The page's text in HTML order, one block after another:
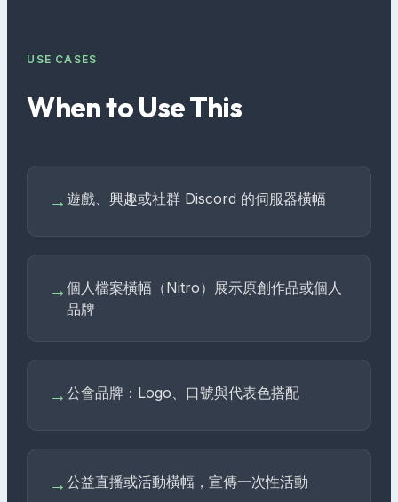
USE CASES
When to Use This
→遊戲、興趣或社群 Discord 的伺服器橫幅
→個人檔案橫幅（Nitro）展示原創作品或個人
品牌
→公會品牌：Logo、口號與代表色搭配
→公益直播或活動橫幅，宣傳一次性活動